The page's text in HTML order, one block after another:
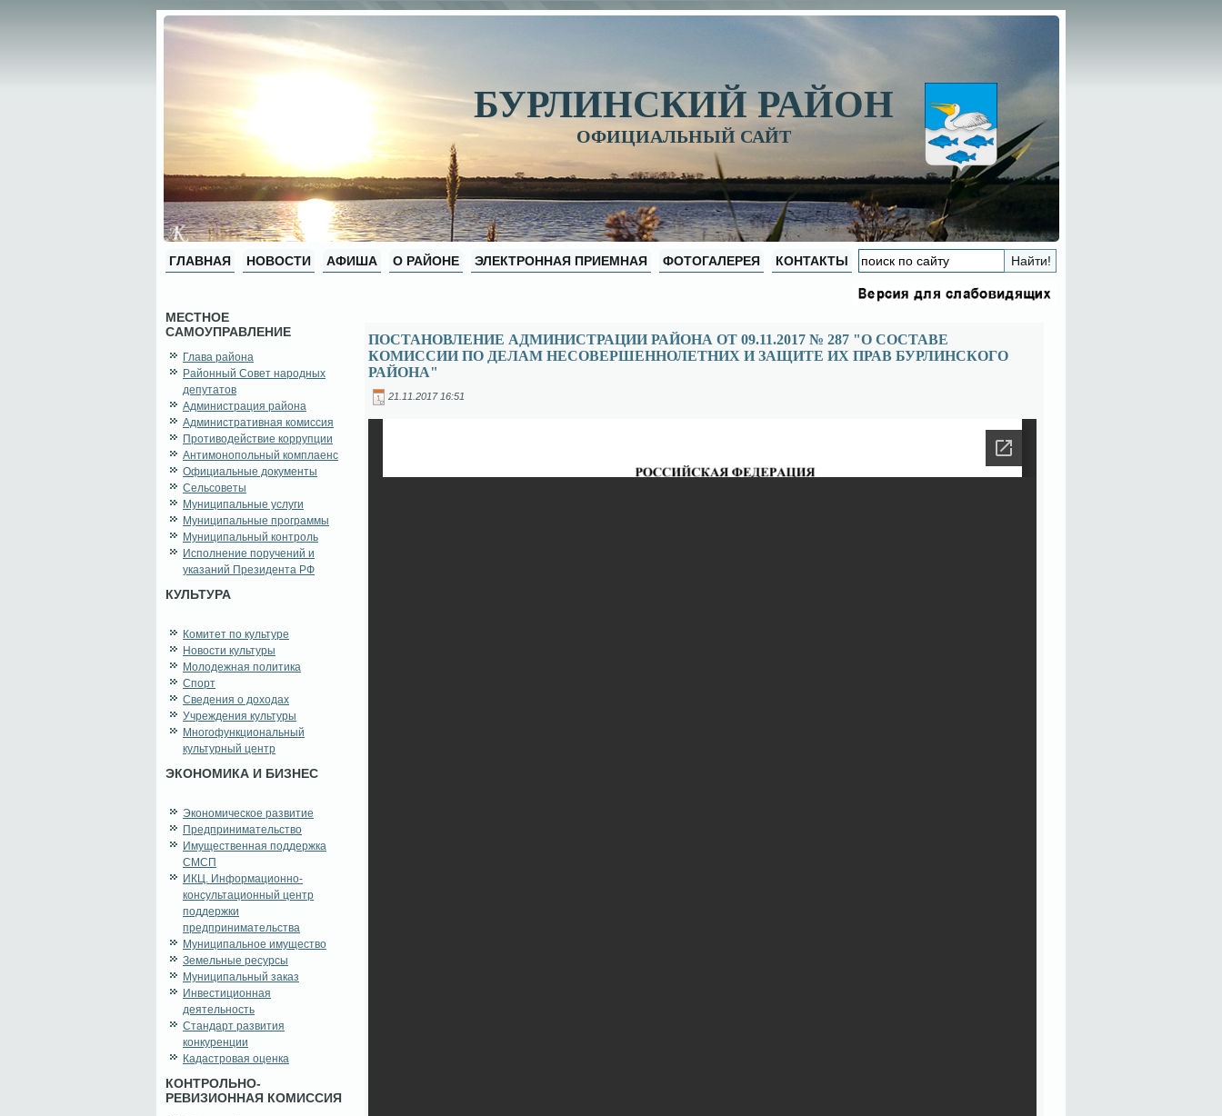
БУРЛИНСКИЙ РАЙОН
ОФИЦИАЛЬНЫЙ САЙТ
ГЛАВНАЯ НОВОСТИ АФИША О РАЙОНЕ ЭЛЕКТРОННАЯ ПРИЕМНАЯ ФОТОГАЛЕРЕЯ КОНТАКТЫ
МЕСТНОЕ
САМОУПРАВЛЕНИЕ
Глава района
Районный Совет народных
депутатов
Администрация района
Административная комиссия
Противодействие коррупции
Антимонопольный комплаенс
Официальные документы
Сельсоветы
Муниципальные услуги
Муниципальные программы
Муниципальный контроль
Исполнение поручений и
указаний Президента РФ
КУЛЬТУРА
Комитет по культуре
Новости культуры
Молодежная политика
Спорт
Сведения о доходах
Учреждения культуры
Многофункциональный
культурный центр
ЭКОНОМИКА И БИЗНЕС
Экономическое развитие
Предпринимательство
Имущественная поддержка
СМСП
ИКЦ. Информационно-
консультационный центр
поддержки
предпринимательства
Муниципальное имущество
Земельные ресурсы
Муниципальный заказ
Инвестиционная
деятельность
Стандарт развития
конкуренции
Кадастровая оценка
КОНТРОЛЬНО-
РЕВИЗИОННАЯ КОМИССИЯ
ПОСТАНОВЛЕНИЕ АДМИНИСТРАЦИИ РАЙОНА ОТ 09.11.2017 № 287 "О СОСТАВЕ
КОМИССИИ ПО ДЕЛАМ НЕСОВЕРШЕННОЛЕТНИХ И ЗАЩИТЕ ИХ ПРАВ БУРЛИНСКОГО
РАЙОНА"
21.11.2017 16:51